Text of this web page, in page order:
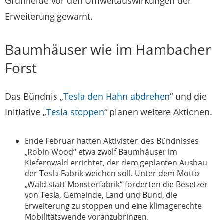
Erweiterung gewarnt.
Baumhäuser wie im Hambacher
Forst
Das Bündnis „Tesla den Hahn abdrehen“ und die
Initiative „Tesla stoppen“ planen weitere Aktionen.
Ende Februar hatten Aktivisten des Bündnisses
„Robin Wood“ etwa zwölf Baumhäuser im
Kiefernwald errichtet, der dem geplanten Ausbau
der Tesla-Fabrik weichen soll. Unter dem Motto
„Wald statt Monsterfabrik“ forderten die Besetzer
von Tesla, Gemeinde, Land und Bund, die
Erweiterung zu stoppen und eine klimagerechte
Mobilitätswende voranzubringen.